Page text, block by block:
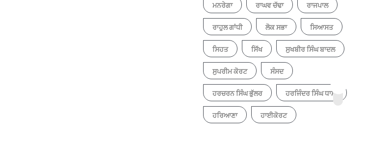
ਮਨਰੇਗਾ ਰਾਘਵ ਚੱਢਾ ਰਾਜਪਾਲ
ਰਾਹੁਲ ਗਾਂਧੀ ਲੋਕ ਸਭਾ ਸਿਆਸਤ
ਸਿਹਤ ਸਿੱਖ ਸੁਖਬੀਰ ਸਿੰਘ ਬਾਦਲ
ਸੁਪਰੀਮ ਕੋਰਟ ਸੰਸਦ
ਹਰਚਰਨ ਸਿੰਘ ਭੁੱਲਰ ਹਰਜਿੰਦਰ ਸਿੰਘ ਧਾਮੀ
ਹਰਿਆਣਾ ਹਾਈਕੋਰਟ